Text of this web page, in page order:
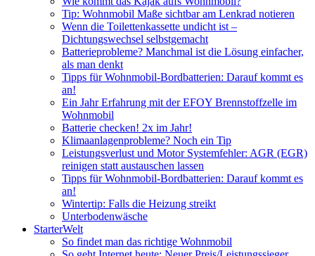
Tip: Wohnmobil Maße sichtbar am Lenkrad notieren
Wenn die Toilettenkassette undicht ist –
Dichtungswechsel selbstgemacht
Batterieprobleme? Manchmal ist die Lösung einfacher,
als man denkt
Tipps für Wohnmobil-Bordbatterien: Darauf kommt es
an!
Ein Jahr Erfahrung mit der EFOY Brennstoffzelle im
Wohnmobil
Batterie checken! 2x im Jahr!
Klimaanlagenprobleme? Noch ein Tip
Leistungsverlust und Motor Systemfehler: AGR (EGR)
reinigen statt austauschen lassen
Tipps für Wohnmobil-Bordbatterien: Darauf kommt es
an!
Wintertip: Falls die Heizung streikt
Unterbodenwäsche
StarterWelt
So findet man das richtige Wohnmobil